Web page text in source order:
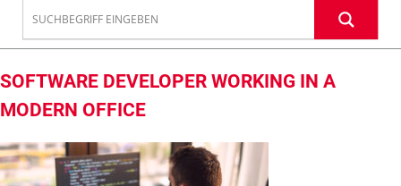
SOFTWARE DEVELOPER WORKING IN A
MODERN OFFICE